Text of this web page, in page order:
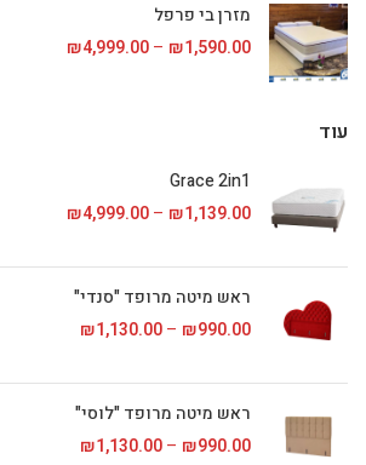
מזרן בי פרפל
₪1,590.00
–
₪4,999.00
עוד
Grace 2in1
₪1,139.00
–
₪4,999.00
ראש מיטה מרופד "סנדי"
₪990.00
–
₪1,130.00
ראש מיטה מרופד "לוסי"
₪990.00
–
₪1,130.00